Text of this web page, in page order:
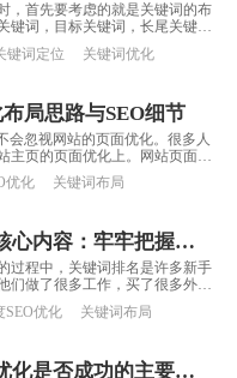
，首先要考虑的就是关键词的布
键词，目标关键词，长尾关键词
把所有要优化的词都放在首页，
键词定位 关键词优化
局思路与SEO细节
会忽视网站的页面优化。很多人
主页的页面优化上。网站页面优
的第一步。通过页面内容的布
优化 关键词布局
百度seo优化核心内容：牢牢把握关键词布局
过程中，关键词排名是许多新手
们做了很多工作，买了很多外
事实上，在最后的分析中，他们
SEO优化 关键词布局
决定网站seo优化是否成功的主要因素是各个栏目页关键词布局的合理